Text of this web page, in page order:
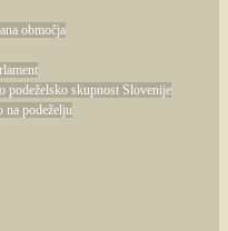
območja
podeželsko skupnost Slovenije
na podeželju